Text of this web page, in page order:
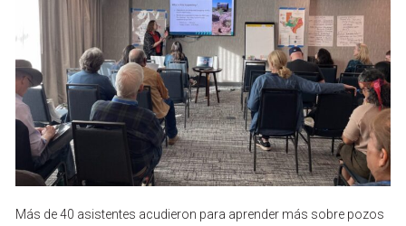
Más de40 asistentes acudieron para aprender más sobre pozos